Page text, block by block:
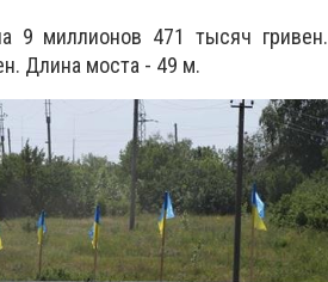
9 миллионов 471 тысяч гривен.
Длина моста - 49 м.